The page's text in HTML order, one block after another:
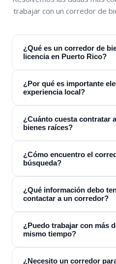
trabajar con un corredor de
¿Qué es un corredor de
licencia en Puerto Rico?
¿Por qué es importante
experiencia local?
¿Cuánto cuesta contratar
bienes raíces?
¿Cómo encuentro el
búsqueda?
¿Qué información debo
contactar a un corredor?
¿Puedo trabajar con más
mismo tiempo?
¿Necesito un corredor